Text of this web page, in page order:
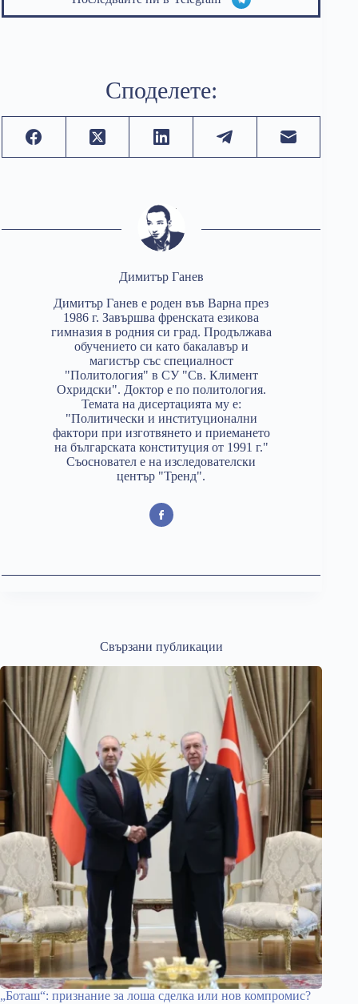
Споделете:
Димитър Ганев
Димитър Ганев е роден във Варна през
1986 г. Завършва френската езикова
гимназия в родния си град. Продължава
обучението си като бакалавър и
магистър със специалност
"Политология" в СУ "Св. Климент
Охридски". Доктор е по политология.
Темата на дисертацията му е:
"Политически и институционални
фактори при изготвянето и приемането
на българската конституция от 1991 г."
Съосновател е на изследователски
център "Тренд".
Свързани публикации
„Боташ“: признание за лоша сделка или нов компромис?